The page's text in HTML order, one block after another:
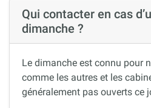
Qui contacter en cas
dimanche ?
Le dimanche est connu pour
comme les autres et les
généralement pas ouverts ce